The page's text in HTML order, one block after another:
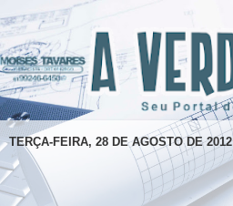
TERÇA-FEIRA, 28 DE AGOSTO DE 2012